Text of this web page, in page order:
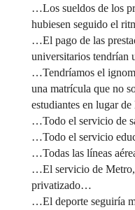
…Los sueldos de los
hubiesen seguido el
…El pago de las
universitarios tendrían
…Tendríamos el
una matrícula que no
estudiantes en lugar
…Todo el servicio de
…Todo el servicio
…Todas las líneas
…El servicio de Metro,
privatizado…
…El deporte seguiría